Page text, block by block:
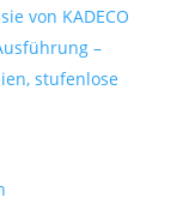
von KADECO
–
stufenlose